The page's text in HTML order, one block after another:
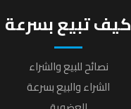
كيف تبيع بسرعة
نصائح للبيع والشراء
الشراء والبيع بسرعة